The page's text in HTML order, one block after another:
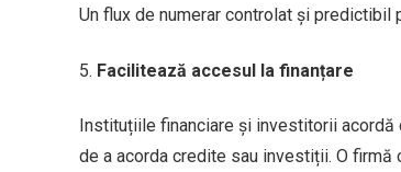
Un flux de numerar controlat și predictibil
Facilitează accesul la finanțare
Instituțiile financiare și investitorii
de a acorda credite sau investiții. O